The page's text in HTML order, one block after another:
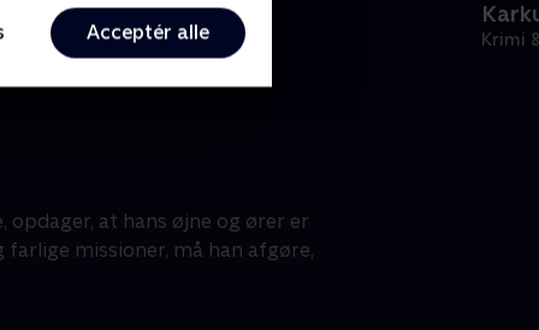
Acceptér alle
& Spænding • 3 sæsoner Krimi
opdager, at hans øjne og ører er
missioner, må han afgøre,